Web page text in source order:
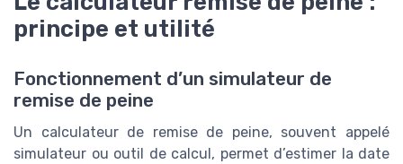
principe et utilité
Fonctionnement d’un simulateur de
remise de peine
Un calculateur de remise de peine, souvent appelé
simulateur ou outil de calcul, permet d’estimer la date